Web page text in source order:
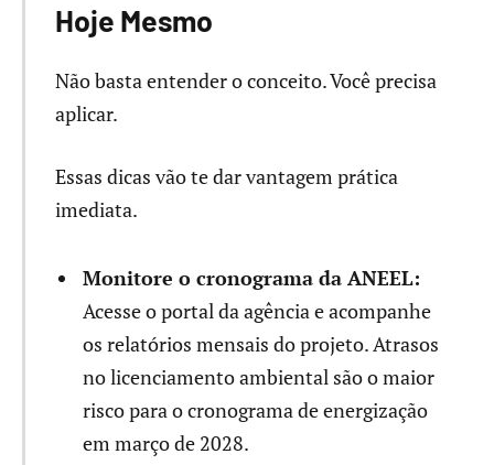
Hoje Mesmo
Não basta entender o conceito. Você precisa
aplicar.
Essas dicas vão te dar vantagem prática
imediata.
Monitore o cronograma da ANEEL:
Acesse o portal da agência e acompanhe
os relatórios mensais do projeto. Atrasos
no licenciamento ambiental são o maior
risco para o cronograma de energização
em março de 2028.